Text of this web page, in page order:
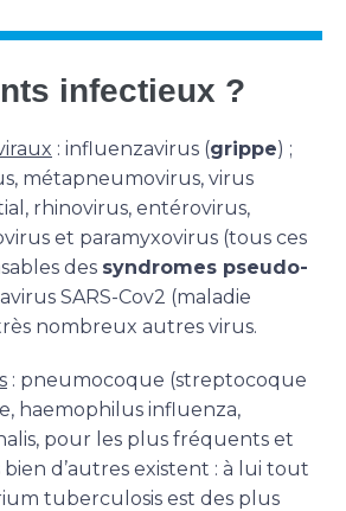
infectieux ?
: influenzavirus (grippe) ;
métapneumovirus, virus
rhinovirus, entérovirus,
et paramyxovirus (tous ces
des syndromes pseudo-
SARS-Cov2 (maladie
nombreux autres virus.
: pneumocoque (streptocoque
haemophilus influenza,
pour les plus fréquents et
d’autres existent : à lui tout
tuberculosis est des plus